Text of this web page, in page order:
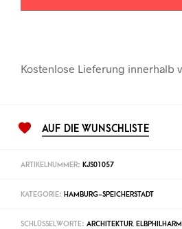
Kostenlose Lieferung innerhalb
AUF DIE WUNSCHLISTE
ARTIKELNUMMER: KJS01057
KATEGORIE: HAMBURG-SPEICHERSTADT
SCHLÜSSELWORTE: ARCHITEKTUR,